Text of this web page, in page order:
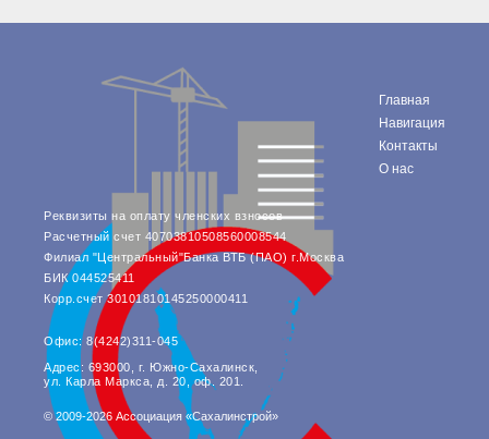
Реквизиты на оплату членских взносов
Расчетный счет 40703810508560008544
Филиал "Центральный"Банка ВТБ (ПАО) г.Москва
БИК 044525411
Корр.счет 30101810145250000411
Офис: 8(4242)311-045
Адрес: 693000, г. Южно-Сахалинск,
ул. Карла Маркса, д. 20, оф. 201.
Главная
Навигация
Контакты
О нас
© 2009-2026 Ассоциация «Сахалинстрой»